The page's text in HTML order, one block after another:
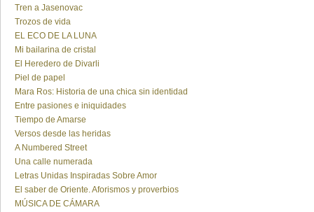
Tren a Jasenovac
Trozos de vida
EL ECO DE LA LUNA
Mi bailarina de cristal
El Heredero de Divarli
Piel de papel
Mara Ros: Historia de una chica sin identidad
Entre pasiones e iniquidades
Tiempo de Amarse
Versos desde las heridas
A Numbered Street
Una calle numerada
Letras Unidas Inspiradas Sobre Amor
El saber de Oriente. Aforismos y proverbios
MÚSICA DE CÁMARA